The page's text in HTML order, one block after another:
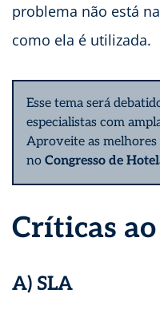
problema não está
como ela é utilizada.
Esse tema será
especialistas com
Aproveite as melhores
no Congresso de
Críticas
A) SLA